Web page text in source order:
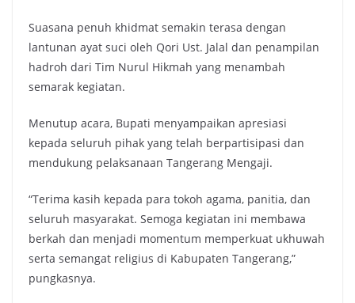
Suasana penuh khidmat semakin terasa dengan
lantunan ayat suci oleh Qori Ust. Jalal dan penampilan
hadroh dari Tim Nurul Hikmah yang menambah
semarak kegiatan.
Menutup acara, Bupati menyampaikan apresiasi
kepada seluruh pihak yang telah berpartisipasi dan
mendukung pelaksanaan Tangerang Mengaji.
“Terima kasih kepada para tokoh agama, panitia, dan
seluruh masyarakat. Semoga kegiatan ini membawa
berkah dan menjadi momentum memperkuat ukhuwah
serta semangat religius di Kabupaten Tangerang,”
pungkasnya.